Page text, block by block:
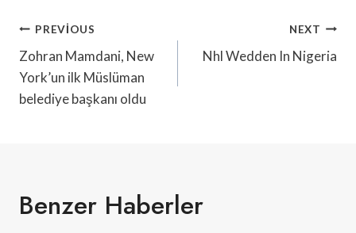
Yazı
Gezinmesi
PREVIOUS
Zohran Mamdani, New
York’un ilk Müslüman
belediye başkanı oldu
NEXT
Nhl Wedden In Nigeria
Benzer Haberler